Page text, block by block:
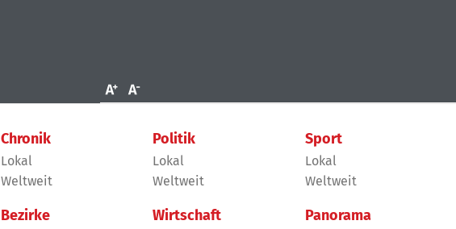
Chronik
Lokal
Weltweit
Bezirke
Politik
Lokal
Weltweit
Wirtschaft
Sport
Lokal
Weltweit
Panorama